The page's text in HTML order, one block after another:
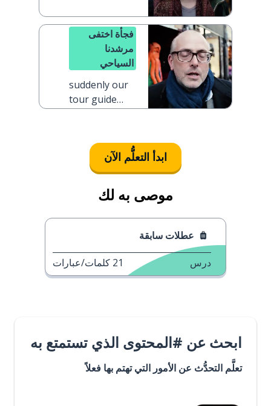
فجأة اختفى
مرشدنا
السياحي
suddenly our
tour guide
ابدأ التعلُّم الآن
موصى به لك
عطلات سابقة
درس 21 كلمات/عبارات
ابحث عن #المحتوى الذي تستمتع به
تعلَّم التحدُّث عن الأمور التي تهتم بها فعلاً